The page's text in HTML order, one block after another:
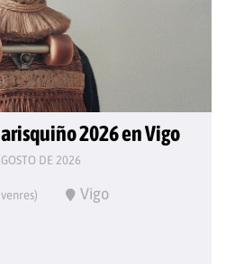
2026 en Vigo
DE 2026
Vigo